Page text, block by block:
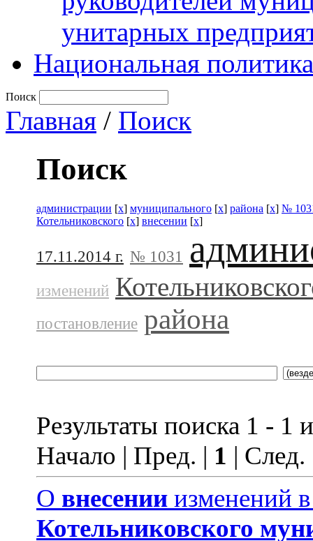
унитарных
Национальная политика
Поиск
Главная / Поиск
Поиск
администрации [x] муниципального [x] района [x] №
Котельниковского [x] внесении [x]
17.11.2014 г. № 1031
изменений
постановление района
Результаты поиска 1 - 1
Начало | Пред. | 1 |
О внесении изменений
Котельниковского